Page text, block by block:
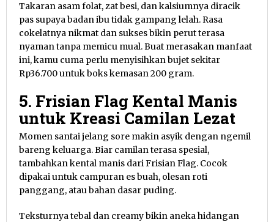
Takaran asam folat, zat besi, dan kalsiumnya diracik
pas supaya badan ibu tidak gampang lelah. Rasa
cokelatnya nikmat dan sukses bikin perut terasa
nyaman tanpa memicu mual. Buat merasakan manfaat
ini, kamu cuma perlu menyisihkan bujet sekitar
Rp36.700 untuk boks kemasan 200 gram.
5. Frisian Flag Kental Manis
untuk Kreasi Camilan Lezat
Momen santai jelang sore makin asyik dengan ngemil
bareng keluarga. Biar camilan terasa spesial,
tambahkan kental manis dari Frisian Flag. Cocok
dipakai untuk campuran es buah, olesan roti
panggang, atau bahan dasar puding.
Teksturnya tebal dan creamy bikin aneka hidangan